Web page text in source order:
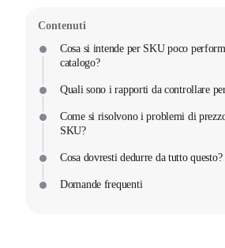
Contenuti
Cosa si intende per SKU poco
catalogo?
Quali sono i rapporti da controllare
Come si risolvono i problemi di
SKU?
Cosa dovresti dedurre da tutto questo?
Domande frequenti